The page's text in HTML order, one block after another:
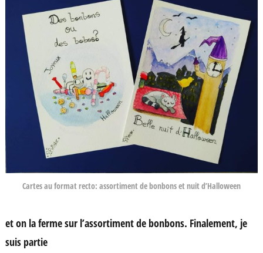
Cartes au format recto: assortiment de bonbons et nuit d’Halloween
et on la ferme sur l’assortiment de bonbons. Finalement, je
suis partie